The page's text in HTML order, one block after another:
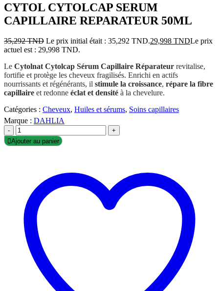
CYTOL CYTOLCAP SERUM
CAPILLAIRE REPARATEUR 50ML
35,292TND Le prix initial était : 35,292 TND.29,998 TNDLe prix
actuel est : 29,998 TND.
Le Cytolnat Cytolcap Sérum Capillaire Réparateur revitalise,
fortifie et protège les cheveux fragilisés. Enrichi en actifs
nourrissants et régénérants, il stimule la croissance, répare la fibre
capillaire et redonne éclat et densité à la chevelure.
Catégories : Cheveux, Huiles et sérums, Soins capillaires
Marque : DAHLIA
-
+
Ajouter au panier